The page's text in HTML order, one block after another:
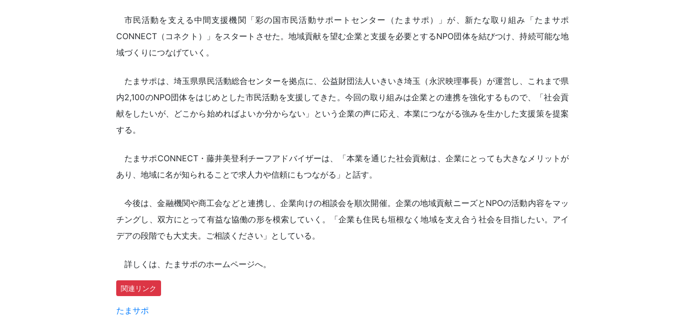
市民活動を支える中間支援機関「彩の国市民活動サポートセンター（たまサポ）」が、新たな取り組み「たまサポ
CONNECT（コネクト）」をスタートさせた。地域貢献を望む企業と支援を必要とするNPO団体を結びつけ、持続可能な地
域づくりにつなげていく。
たまサポは、埼玉県県民活動総合センターを拠点に、公益財団法人いきいき埼玉（永沢映理事長）が運営し、これまで県
内2,100のNPO団体をはじめとした市民活動を支援してきた。今回の取り組みは企業との連携を強化するもので、「社会貢
献をしたいが、どこから始めればよいか分からない」という企業の声に応え、本業につながる強みを生かした支援策を提案
する。
たまサポCONNECT・藤井美登利チーフアドバイザーは、「本業を通じた社会貢献は、企業にとっても大きなメリットが
あり、地域に名が知られることで求人力や信頼にもつながる」と話す。
今後は、金融機関や商工会などと連携し、企業向けの相談会を順次開催。企業の地域貢献ニーズとNPOの活動内容をマッ
チングし、双方にとって有益な協働の形を模索していく。「企業も住民も垣根なく地域を支え合う社会を目指したい。アイ
デアの段階でも大丈夫。ご相談ください」としている。
詳しくは、たまサポのホームページへ。
関連リンク
たまサポ